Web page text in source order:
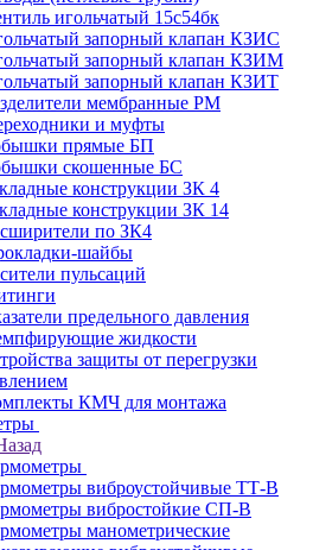
игольчатый 15с54бк
запорный клапан КЗИС
запорный клапан КЗИМ
запорный клапан КЗИТ
мембранные РМ
и муфты
прямые БП
скошенные БС
конструкции ЗК 4
конструкции ЗК 14
по ЗК4
шайбы
пульсаций
предельного давления
жидкости
защиты от перегрузки
КМЧ для монтажа
виброустойчивые ТТ-В
вибростойкие СП-В
манометрические